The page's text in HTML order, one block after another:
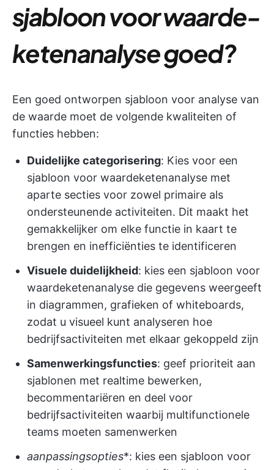
sjabloon voor waarde-
ketenanalyse goed?
Een goed ontworpen sjabloon voor analyse van
de waarde moet de volgende kwaliteiten of
functies hebben:
Duidelijke categorisering: Kies voor een
sjabloon voor waardeketenanalyse met
aparte secties voor zowel primaire als
ondersteunende activiteiten. Dit maakt het
gemakkelijker om elke functie in kaart te
brengen en inefficiënties te identificeren
Visuele duidelijkheid: kies een sjabloon voor
waardeketenanalyse die gegevens weergeeft
in diagrammen, grafieken of whiteboards,
zodat u visueel kunt analyseren hoe
bedrijfsactiviteiten met elkaar gekoppeld zijn
Samenwerkingsfuncties: geef prioriteit aan
sjablonen met realtime bewerken,
becommentariëren en deel voor
bedrijfsactiviteiten waarbij multifunctionele
teams moeten samenwerken
aanpassingsopties*: kies een sjabloon voor